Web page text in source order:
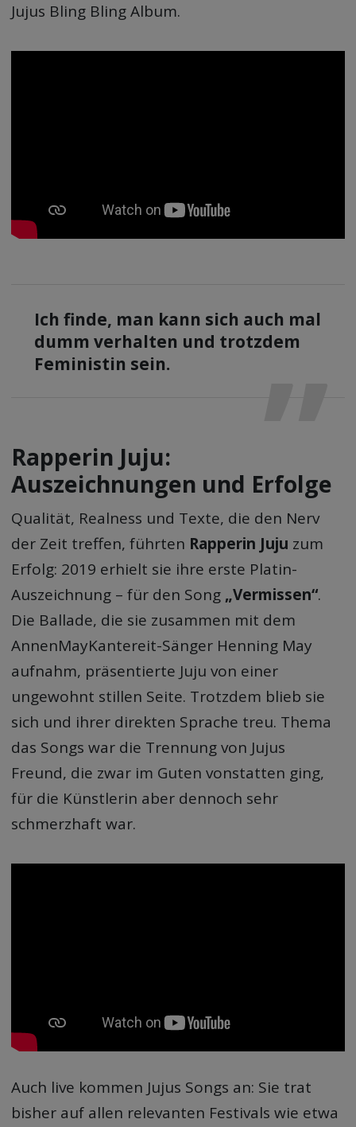
Jujus Bling Bling Album.
Ich finde, man kann sich auch mal
dumm verhalten und trotzdem
Feministin sein.
Rapperin Juju:
Auszeichnungen und Erfolge
Qualität, Realness und Texte, die den Nerv
der Zeit treffen, führten Rapperin Juju zum
Erfolg: 2019 erhielt sie ihre erste Platin-
Auszeichnung – für den Song „Vermissen“.
Die Ballade, die sie zusammen mit dem
AnnenMayKantereit-Sänger Henning May
aufnahm, präsentierte Juju von einer
ungewohnt stillen Seite. Trotzdem blieb sie
sich und ihrer direkten Sprache treu. Thema
das Songs war die Trennung von Jujus
Freund, die zwar im Guten vonstatten ging,
für die Künstlerin aber dennoch sehr
schmerzhaft war.
Auch live kommen Jujus Songs an: Sie trat
bisher auf allen relevanten Festivals wie etwa